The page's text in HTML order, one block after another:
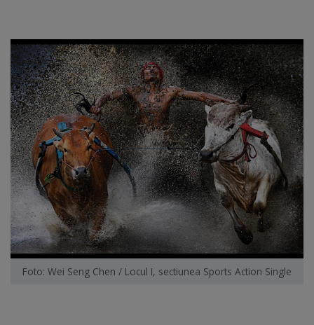
Foto: Wei Seng Chen / Locul I, sectiunea Sports Action Single